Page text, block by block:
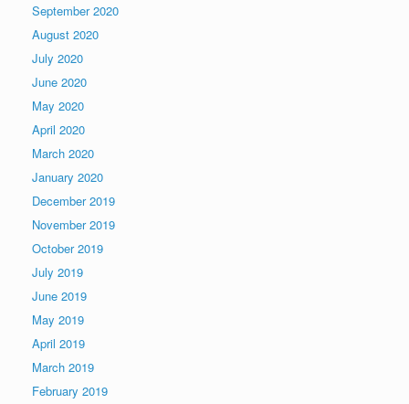
September 2020
August 2020
July 2020
June 2020
May 2020
April 2020
March 2020
January 2020
December 2019
November 2019
October 2019
July 2019
June 2019
May 2019
April 2019
March 2019
February 2019